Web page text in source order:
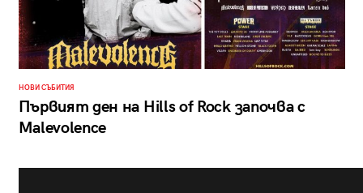
НОВИ СЪБИТИЯ
Първият ден на Hills of Rock започва с
Malevolence